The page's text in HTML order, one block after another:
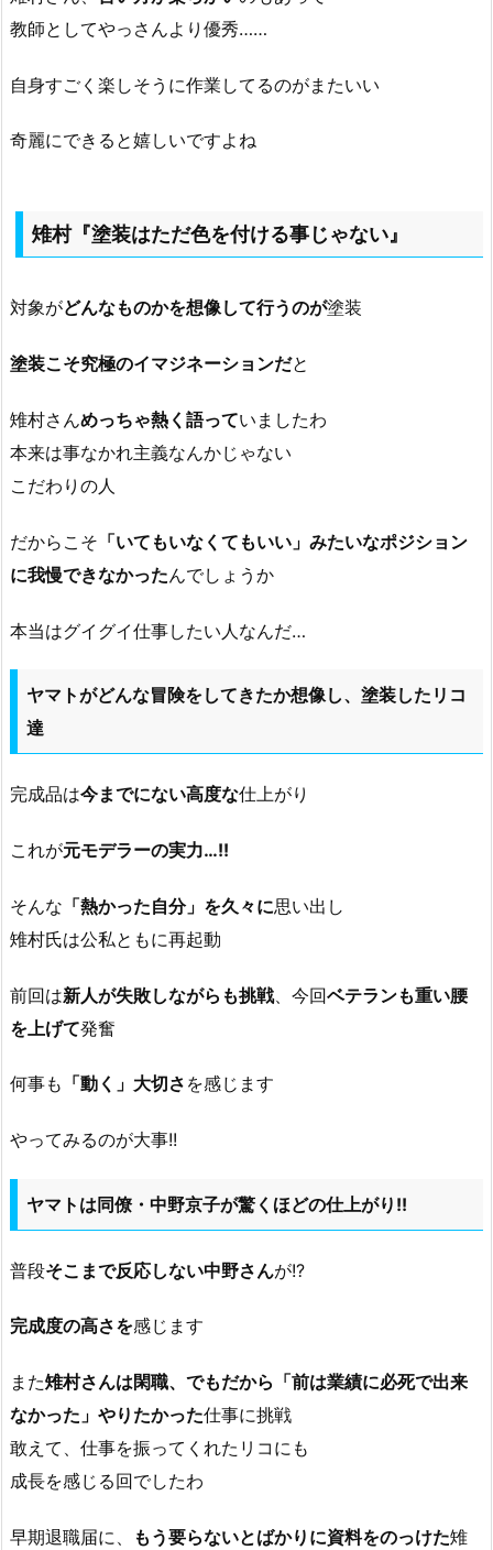
教師としてやっさんより優秀……
自身すごく楽しそうに作業してるのがまたいい
奇麗にできると嬉しいですよね
雉村『塗装はただ色を付ける事じゃない』
対象がどんなものかを想像して行うのが塗装
塗装こそ究極のイマジネーションだと
雉村さんめっちゃ熱く語っていましたわ
本来は事なかれ主義なんかじゃない
こだわりの人
だからこそ 「いてもいなくてもいい」みたいなポジション
に我慢できなかったんでしょうか
本当はグイグイ仕事したい人なんだ…
ヤマトがどんな冒険をしてきたか想像し、塗装したリコ
達
完成品は今までにない高度な仕上がり
これが元モデラーの実力…!!
そんな 「熱かった自分」を久々に思い出し
雉村氏は公私ともに再起動
前回は新人が失敗しながらも挑戦、今回ベテランも重い腰
を上げて発奮
何事も 「動く」大切さ を感じます
やってみるのが大事!!
ヤマトは同僚・中野京子が驚くほどの仕上がり!!
普段そこまで反応しない中野さんが!?
完成度の高さを感じます
また雉村さんは閑職、でもだから「前は業績に必死で出来
なかった」やりたかった仕事に挑戦
敢えて、仕事を振ってくれたリコにも
成長を感じる回でしたわ
早期退職届に、 もう要らないとばかりに資料をのっけた雉